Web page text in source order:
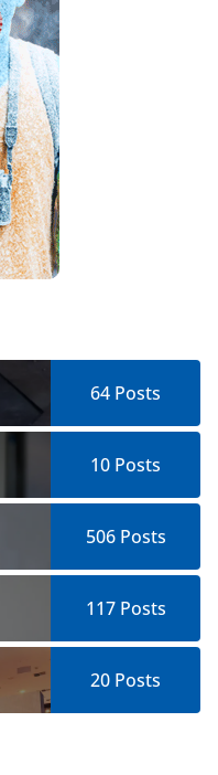
64 Posts
10 Posts
506Posts
117Posts
20 Posts